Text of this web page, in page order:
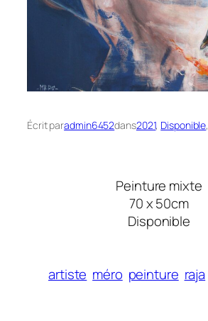
Écrit paradmin6452dans2021, Disponible,
Peinture mixte
70 x 50cm
Disponible
artiste méro peinture raja